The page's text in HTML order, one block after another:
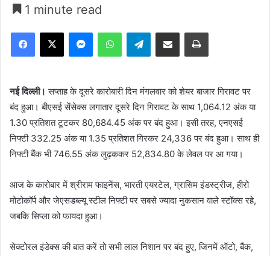
1 minute read
Facebook
X MessengerWhatsAppTelegramShare via Email Print
नई दिल्ली। सप्ताह के दूसरे कारोबारी दिन मंगलवार को शेयर बाजार गिरावट पर
बंद हुआ। बीएसई सेंसेक्स लगातार दूसरे दिन गिरावट के साथ 1,064.12 अंक या
1.30 प्रतिशत टूटकर 80,684.45 अंक पर बंद हुआ। इसी तरह, एनएसई
निफ्टी 332.25 अंक या 1.35 प्रतिशत गिरकर 24,336 पर बंद हुआ। साथ ही
निफ्टी बैंक भी 746.55 अंक लुढ़ककर 52,834.80 के लेवल पर आ गया।
आज के कारोबार में श्रीराम फाइनेंस, भारती एयरटेल, ग्रासिम इंडस्ट्रीज, हीरो
मोटोकॉर्प और जेएसडब्ल्यू स्टील निफ्टी पर सबसे ज्यादा नुकसान वाले स्टॉक्स रहे,
जबकि सिप्ला को फायदा हुआ।
सेक्टोरल इंडेक्स की बात करें तो सभी लाल निशान पर बंद हुए, जिनमें ऑटो, बैंक,